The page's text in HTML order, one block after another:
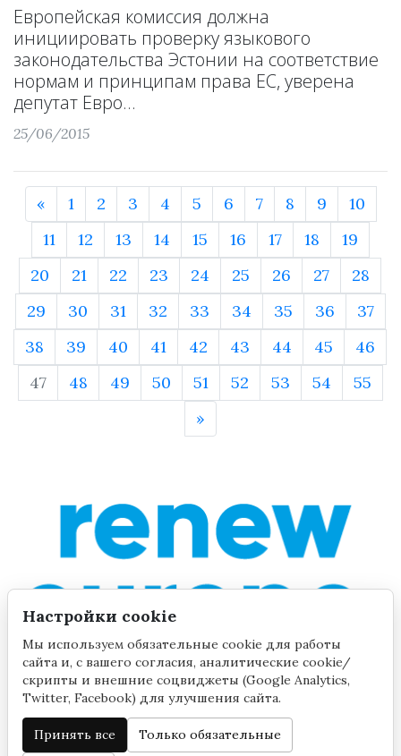
Европейская комиссия должна
инициировать проверку языкового
законодательства Эстонии на соответствие
нормам и принципам права ЕС, уверена
депутат Евро...
25/06/2015
« 1 2 3 4 5 6 7 8 9
10
11
12 13 14 15 16 17 18
19
20
21 22 23 24 25 26 27
28
29
30 31 32 33 34 35 36
37
38
39 40 41 42 43 44 45
46
47
48 49 50 51 52 53 54
55
»
©2020 by Yana Toom Настройки cookie
Настройки cookie
Мы используем обязательные cookie для работы
сайта и, с вашего согласия, аналитические cookie/
скрипты и внешние соцвиджеты (Google Analytics,
Twitter, Facebook) для улучшения сайта.
Принять все Только обязательные